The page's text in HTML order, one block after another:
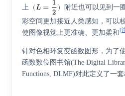
上（
）附近也可以见到一
彩空间更加接近人类感知，可以
使图像视觉上更准确、更加柔和 [
针对色相环复变函数图形，为了
函数数位图书馆(The Digital
Functions, DLMF)对此定义了一